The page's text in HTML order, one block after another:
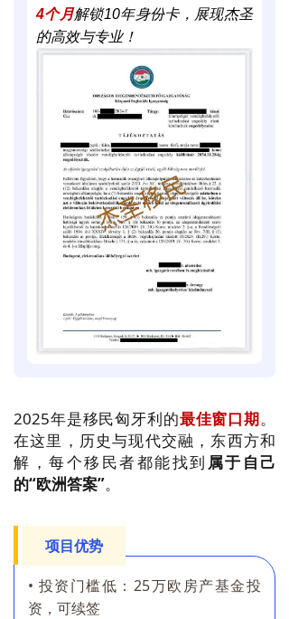
4个月解锁10年身份卡，展现杰圣
的高效与专业！
2025年是移民匈牙利的最佳窗口期。
在这里，历史与现代交融，东西方和
解，每个移民者都能找到 属于自己
的“欧洲答案”。
项目优势
• 投资门槛低：25万欧房产基金投
资，可续签